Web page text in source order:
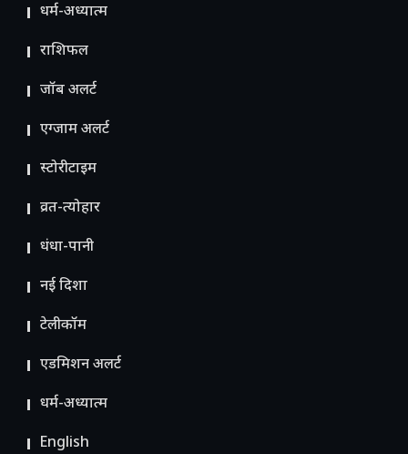
धर्म-अध्यात्म
राशिफल
जॉब अलर्ट
एग्जाम अलर्ट
स्टोरीटाइम
व्रत-त्योहार
धंधा-पानी
नई दिशा
टेलीकॉम
ए​डमिशन अलर्ट
धर्म-अध्यात्म
English